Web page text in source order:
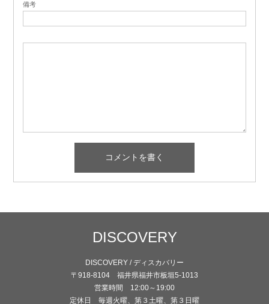
備考
DISCOVERY
DISCOVERY / ディスカバリー
〒918-8104 福井県福井市板垣5-1013
営業時間 12:00～19:00
定休日 毎週火曜、第３土曜、第３日曜